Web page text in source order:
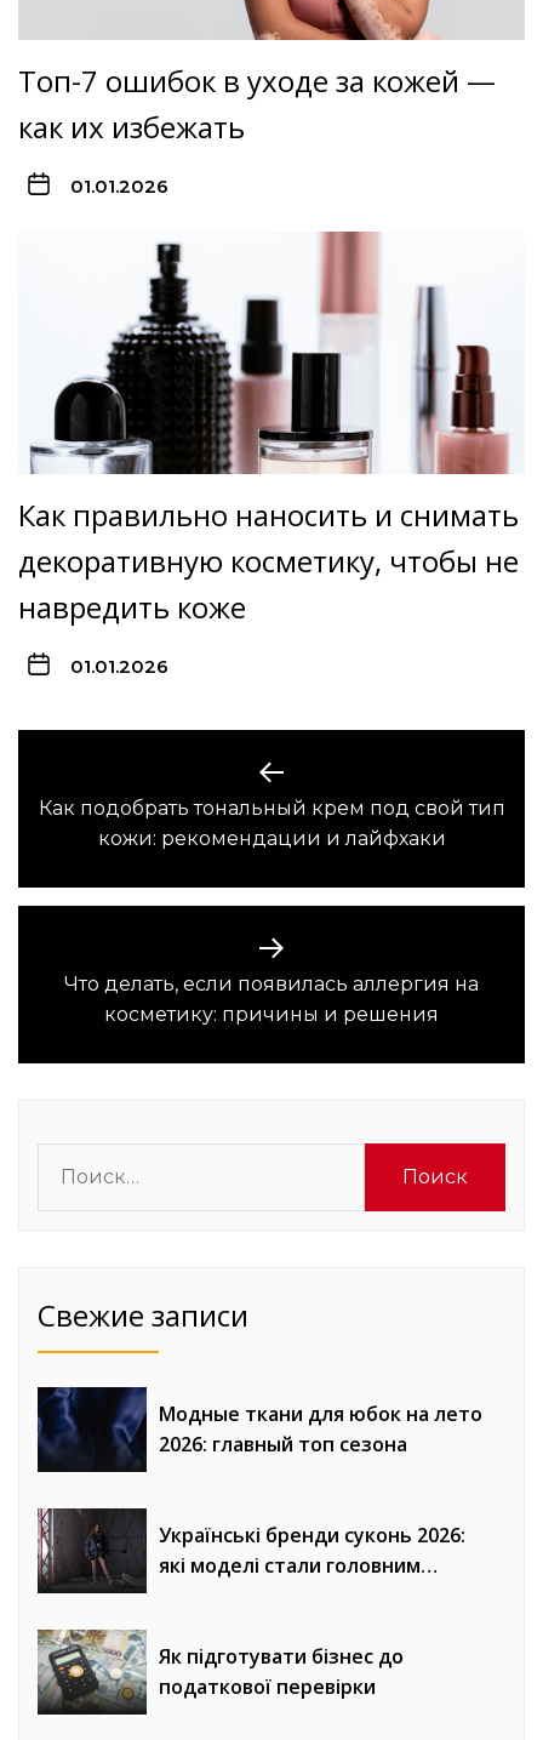
Топ-7 ошибок в уходе за кожей —
как их избежать
01.01.2026
Как правильно наносить и снимать
декоративную косметику, чтобы не
навредить коже
01.01.2026
по
записям
Предыдущая
запись:
Как подобрать тональный крем под свой тип
кожи: рекомендации и лайфхаки
Следующая
запись:
Что делать, если появилась аллергия на
косметику: причины и решения
Свежие записи
Модные ткани для юбок на лето
2026: главный топ сезона
Українські бренди суконь 2026:
які моделі стали головним
Як підготувати бізнес до
податкової перевірки